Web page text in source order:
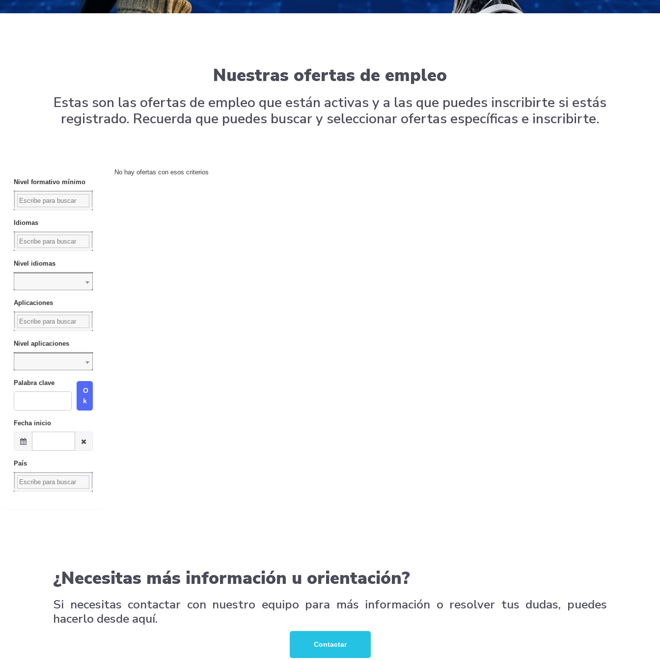
Nuestras ofertas de empleo
Estas son las ofertas de empleo que están activas y a las que puedes inscribirte si estás
registrado. Recuerda que puedes buscar y seleccionar ofertas específicas e inscribirte.
Nivel formativo mínimo
Idiomas
Nivel idiomas
Aplicaciones
Nivel aplicaciones
Palabra clave
O
k
Fecha inicio
País
No hay ofertas con esos criterios
¿Necesitas más información u orientación?
Si necesitas contactar con nuestro equipo para más información o resolver tus dudas, puedes
hacerlo desde aquí.
Contactar